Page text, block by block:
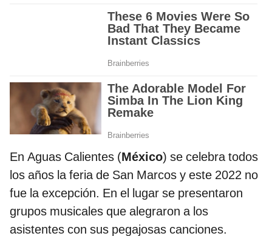
En Aguas Calientes (México) se celebra todos
los años la feria de San Marcos y este 2022 no
fue la excepción. En el lugar se presentaron
grupos musicales que alegraron a los
asistentes con sus pegajosas canciones.